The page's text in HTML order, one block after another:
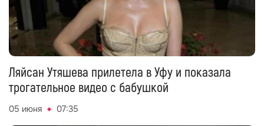
Ляйсан Утяшева прилетела в Уфу и показала
трогательное видео с бабушкой
05 июня 07:35